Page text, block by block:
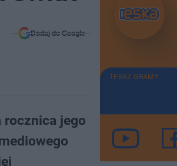
Dodaj do Google
rocznica jego
TERAZ GRAMY